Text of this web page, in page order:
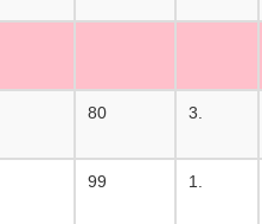
80 3.
99 1.